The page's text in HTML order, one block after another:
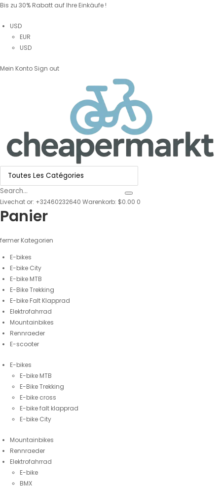
Bis zu 30% Rabatt auf Ihre Einkäufe !
USD
EUR
USD
Mein Konto Sign out
Livechat or: +32460232640 Warenkorb: $0.00 0
Panier
fermer Kategorien
E-bikes
E-bike City
E-bike MTB
E-Bike Trekking
E-bike Falt Klapprad
Elektrofahrrad
Mountainbikes
Rennraeder
E-scooter
E-bikes
E-bike MTB
E-Bike Trekking
E-bike cross
E-bike falt klapprad
E-bike City
Mountainbikes
Rennraeder
Elektrofahrrad
E-bike
BMX